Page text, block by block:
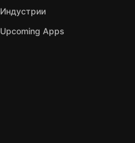
Индустрии
Upcoming Apps